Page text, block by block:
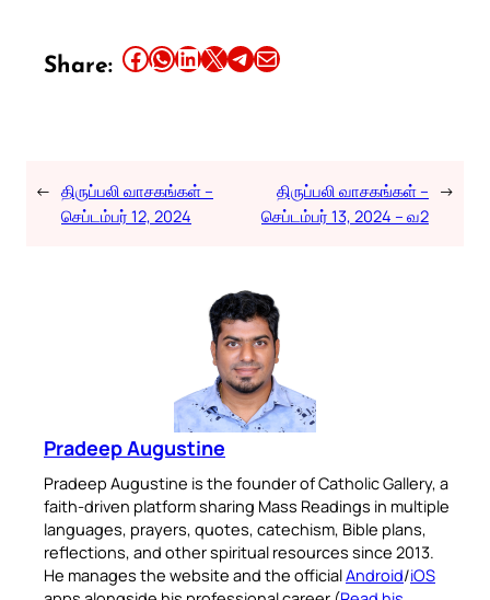
Share: Share this article on Facebook Share this article on WhatsApp Share this article on LinkedIn Share this article on X Share this article on TelegramEmail this Article
← திருப்பலி வாசகங்கள் –
செப்டம்பர் 12, 2024
திருப்பலி வாசகங்கள் –
செப்டம்பர் 13, 2024 – வ2
→
Pradeep Augustine
Pradeep Augustine is the founder of Catholic Gallery, a
faith-driven platform sharing Mass Readings in multiple
languages, prayers, quotes, catechism, Bible plans,
reflections, and other spiritual resources since 2013.
He manages the website and the officialAndroid/iOS